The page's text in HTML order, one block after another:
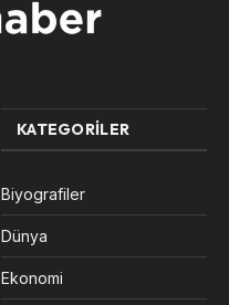
KATEGORILER
Biyografiler
Dünya
Ekonomi